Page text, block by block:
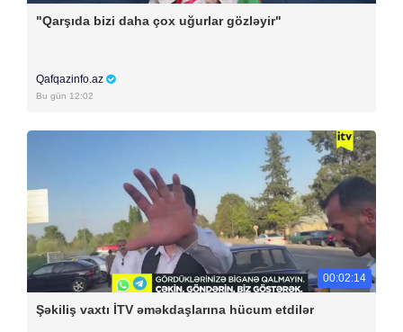
"Qarşıda bizi daha çox uğurlar gözləyir"
Qafqazinfo.az
Bu gün 12:02
00:02:14
Şəkiliş vaxtı İTV əməkdaşlarına hücum etdilər